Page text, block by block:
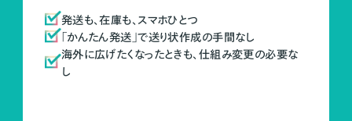
発送も、在庫も、スマホひとつ
「かんたん発送」で送り状作成の手間なし
海外に広げたくなったときも、仕組み変更の必要な
し